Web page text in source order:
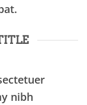
nibh